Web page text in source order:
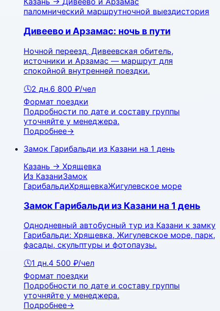
паломнический маршрутночной выездистория
Дивеево и Арзамас: ночь в пути
Ночной переезд, Дивеевская обитель,
источники и Арзамас — маршрут для
спокойной внутренней поездки.
🕓2 дн.6 800 ₽/чел
Формат поездки
Подробности по дате и составу группы
уточняйте у менеджера.
Подробнее→
Замок Гарибальди из Казани на 1 день
Казань → Хрящевка
Из КазаниЗамок
ГарибальдиХрящевкаЖигулевское море
Замок Гарибальди из Казани на 1 день
Однодневный автобусный тур из Казани к замку
Гарибальди: Хрящевка, Жигулевское море, парк,
фасады, скульптуры и фотопаузы.
🕓1 дн.4 500 ₽/чел
Формат поездки
Подробности по дате и составу группы
уточняйте у менеджера.
Подробнее→